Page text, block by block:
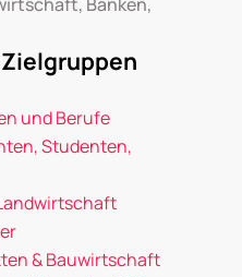
und Berufe
Studenten,
& Bauwirtschaft